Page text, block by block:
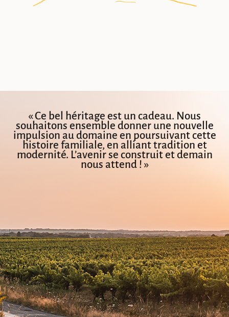
« Ce bel héritage est un cadeau. Nous
souhaitons ensemble donner une nouvelle
impulsion au domaine en poursuivant cette
histoire familiale, en alliant tradition et
modernité. L’avenir se construit et demain
nous attend ! »